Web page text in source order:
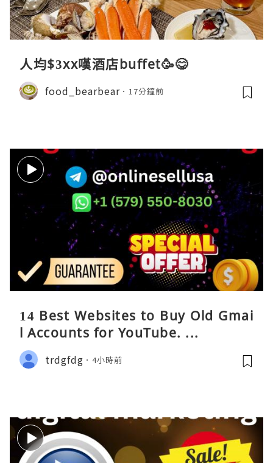
人均$3xx嘆酒店buffet🥳😋
food_bearbear 17分鐘前
14 Best Websites to Buy Old Gmai
l Accounts for YouTube. ...
trdgfdg 4小時前